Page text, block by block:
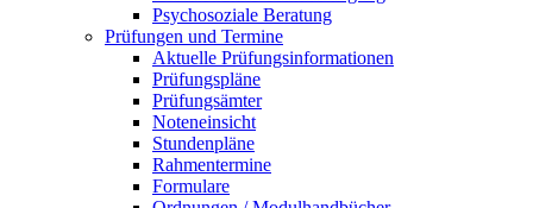
Psychosoziale Beratung
Prüfungen und Termine
Aktuelle Prüfungsinformationen
Prüfungspläne
Prüfungsämter
Noteneinsicht
Stundenpläne
Rahmentermine
Formulare